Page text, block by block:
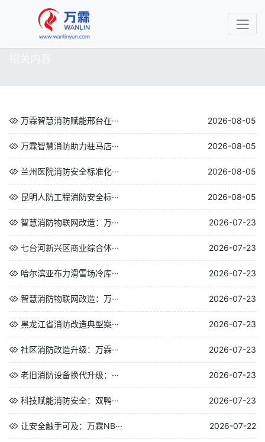
万霖智慧消防赋能邢台在··· 2026-08-05
万霖智慧消防助力驻马店··· 2026-08-05
兰州医院消防安全标准化··· 2026-08-05
昆明人防工程消防安全标··· 2026-08-05
智慧消防物联网改造：万··· 2026-07-23
七台河新兴区商业综合体··· 2026-07-23
哈尔滨亚布力滑雪场冷库··· 2026-07-23
智慧消防物联网改造：万··· 2026-07-23
黑龙江省消防改造典型案··· 2026-07-23
社区消防改造升级：万霖··· 2026-07-23
老旧消防设备换代升级：··· 2026-07-23
科技赋能消防安全：双鸭··· 2026-07-23
让安全触手可及：万霖NB··· 2026-07-22